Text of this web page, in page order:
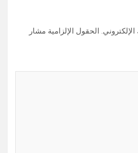
الحقول الإلزامية مشار